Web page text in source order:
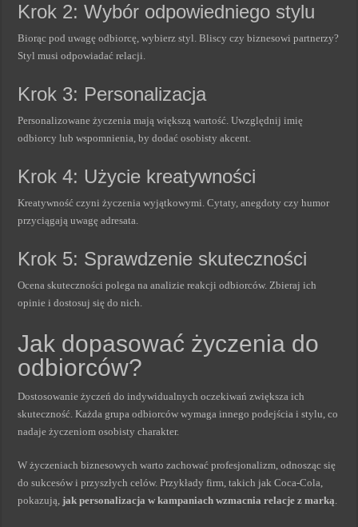
Krok 2: Wybór odpowiedniego stylu
Biorąc pod uwagę odbiorcę, wybierz styl. Bliscy czy biznesowi partnerzy?
Styl musi odpowiadać relacji.
Krok 3: Personalizacja
Personalizowane życzenia mają większą wartość. Uwzględnij imię
odbiorcy lub wspomnienia, by dodać osobisty akcent.
Krok 4: Użycie kreatywności
Kreatywność czyni życzenia wyjątkowymi. Cytaty, anegdoty czy humor
przyciągają uwagę adresata.
Krok 5: Sprawdzenie skuteczności
Ocena skuteczności polega na analizie reakcji odbiorców. Zbieraj ich
opinie i dostosuj się do nich.
Jak dopasować życzenia do
odbiorców?
Dostosowanie życzeń do indywidualnych oczekiwań zwiększa ich
skuteczność. Każda grupa odbiorców wymaga innego podejścia i stylu, co
nadaje życzeniom osobisty charakter.
W życzeniach biznesowych warto zachować profesjonalizm, odnosząc się
do sukcesów i przyszłych celów. Przykłady firm, takich jak Coca-Cola,
pokazują,jak personalizacja w kampaniach wzmacnia relacje z marką.